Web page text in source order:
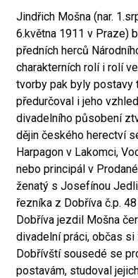
Jindřich Mošna (nar.
6.května 1911 v Praze)
předních herců
charakterních rolí i rolí
tvorby pak byly postavy
předurčoval i jeho
divadelního působení
dějin českého herectví
Harpagon v Lakomci,
nebo principál v
ženatý s Josefínou
řezníka z Dobříva č.p.
Dobříva jezdil Mošna
divadelní práci, občas
Dobřívští sousedé se
postavám, studoval